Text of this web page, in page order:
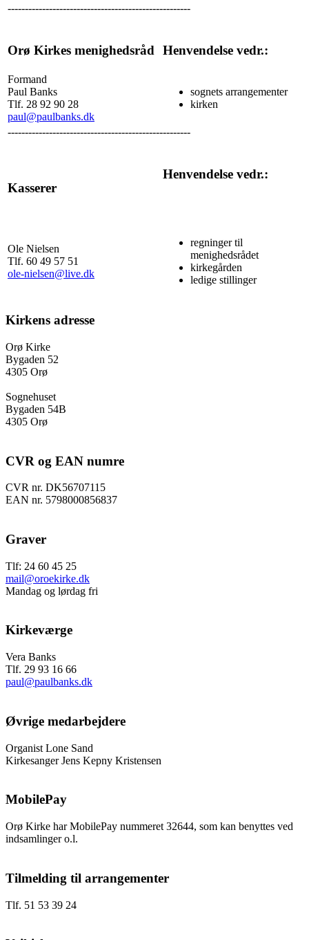
-----------------------------------------------------
Orø Kirkes menighedsråd Henvendelse vedr.:
Formand
Paul Banks
Tlf. 28 92 90 28
paul@paulbanks.dk
sognets arrangementer
kirken
-----------------------------------------------------
Kasserer
Henvendelse vedr.:
Ole Nielsen
Tlf. 60 49 57 51
ole-nielsen@live.dk
regninger til
menighedsrådet
kirkegården
ledige stillinger
Kirkens adresse
Orø Kirke
Bygaden 52
4305 Orø
Sognehuset
Bygaden 54B
4305 Orø
CVR og EAN numre
CVR nr. DK56707115
EAN nr. 5798000856837
Graver
Tlf: 24 60 45 25
mail@oroekirke.dk
Mandag og lørdag fri
Kirkeværge
Vera Banks
Tlf. 29 93 16 66
paul@paulbanks.dk
Øvrige medarbejdere
Organist Lone Sand
Kirkesanger Jens Kepny Kristensen
MobilePay
Orø Kirke har MobilePay nummeret 32644, som kan benyttes ved
indsamlinger o.l.
Tilmelding til arrangementer
Tlf. 51 53 39 24